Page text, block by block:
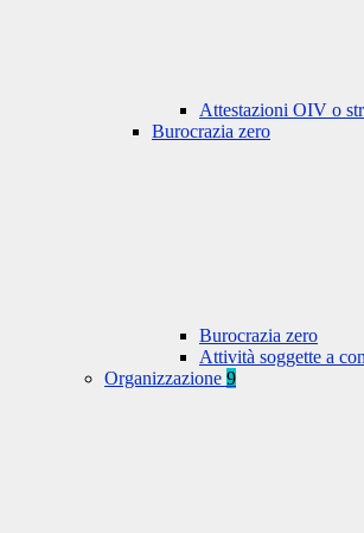
Attestazioni OIV o
Burocrazia zero
Burocrazia zero
Attività soggette a
Organizzazione 9